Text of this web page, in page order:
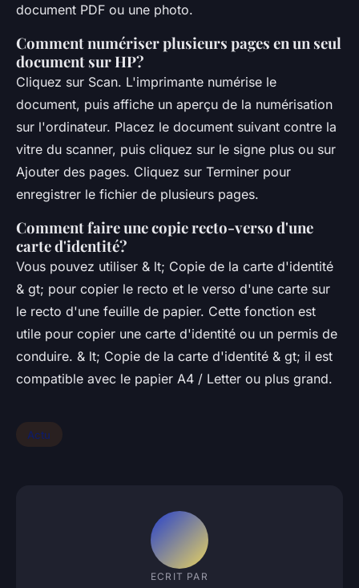
document PDF ou une photo.
Comment numériser plusieurs pages en un seul
document sur HP?
Cliquez sur Scan. L'imprimante numérise le
document, puis affiche un aperçu de la numérisation
sur l'ordinateur. Placez le document suivant contre la
vitre du scanner, puis cliquez sur le signe plus ou sur
Ajouter des pages. Cliquez sur Terminer pour
enregistrer le fichier de plusieurs pages.
Comment faire une copie recto-verso d'une
carte d'identité?
Vous pouvez utiliser & lt; Copie de la carte d'identité
& gt; pour copier le recto et le verso d'une carte sur
le recto d'une feuille de papier. Cette fonction est
utile pour copier une carte d'identité ou un permis de
conduire. & lt; Copie de la carte d'identité & gt; il est
compatible avec le papier A4 / Letter ou plus grand.
Actu
ECRIT PAR